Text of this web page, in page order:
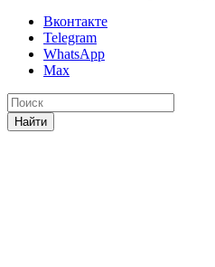
Вконтакте
Telegram
WhatsApp
Max
Найти